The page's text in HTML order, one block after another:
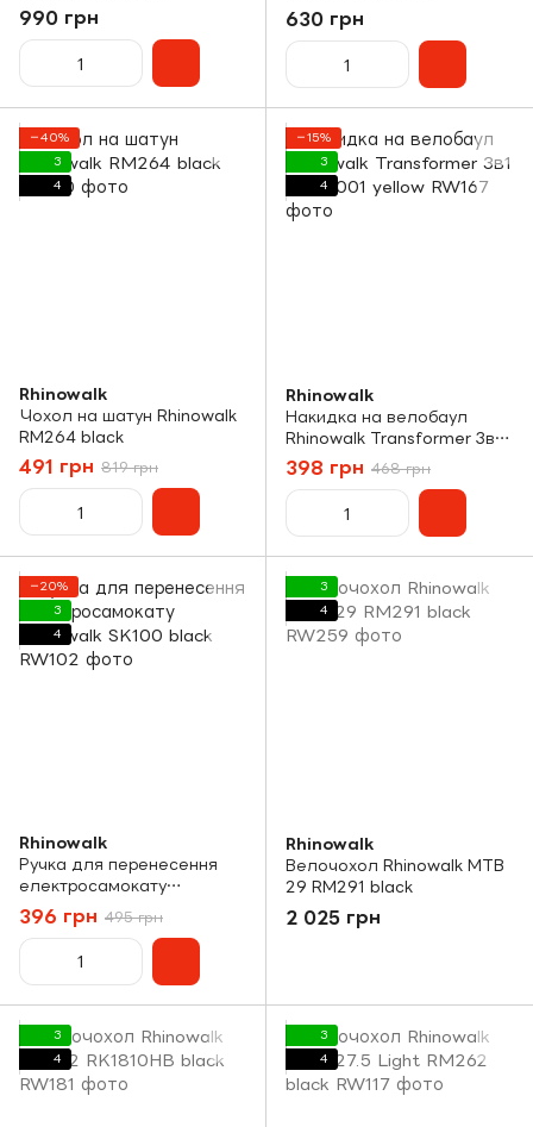
Rhinowalk Scooter RF085
990 грн
Rhinowalk SK200 black
630 грн
−40%
3
4
Rhinowalk
Чохол на шатун Rhinowalk
RM264 black
491 грн 819 грн
−15%
3
4
Rhinowalk
Накидка на велобаул
Rhinowalk Transformer 3в1
70л F001 yellow
398 грн 468 грн
−20%
3
4
Rhinowalk
Ручка для перенесення
електросамокату
Rhinowalk SK100 black
396 грн 495 грн
3
4
Rhinowalk
Велочохол Rhinowalk MTB
29 RM291 black
2 025 грн
3
4
3
4